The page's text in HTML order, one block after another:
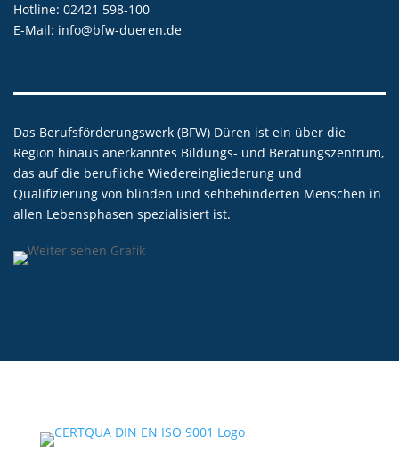
Hotline: 02421 598‑100
E-Mail: info@bfw-dueren.de
Das Berufsförderungswerk (BFW) Düren ist ein über die
Region hinaus anerkanntes Bildungs- und Beratungszentrum,
das auf die berufliche Wiedereingliederung und
Qualifizierung von blinden und sehbehinderten Menschen in
allen Lebensphasen spezialisiert ist.